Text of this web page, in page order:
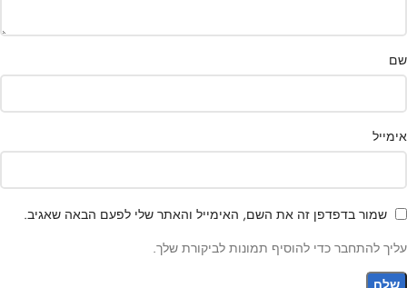
שם
אימייל
שמור בדפדפן זה את השם, האימייל והאתר שלי לפעם הבאה שאגיב.
עליך להתחבר כדי להוסיף תמונות לביקורת שלך.